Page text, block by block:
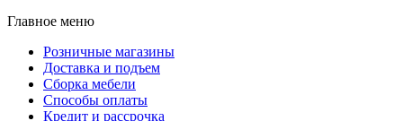
Главное меню
Розничные магазины
Доставка и подъем
Сборка мебели
Способы оплаты
Кредит и рассрочка